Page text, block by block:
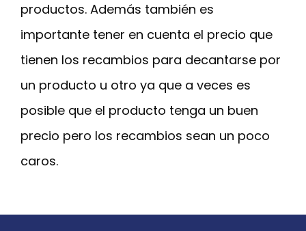
productos. Además también es
importante tener en cuenta el precio que
tienen los recambios para decantarse por
un producto u otro ya que a veces es
posible que el producto tenga un buen
precio pero los recambios sean un poco
caros.